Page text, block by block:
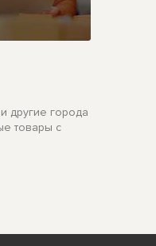
другие города
товары с